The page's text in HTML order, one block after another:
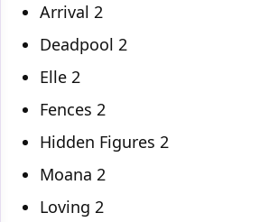
Arrival 2
Deadpool 2
Elle 2
Fences 2
Hidden Figures 2
Moana 2
Loving 2